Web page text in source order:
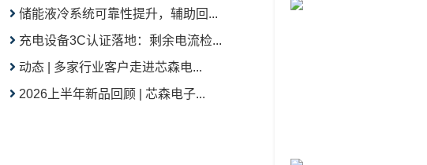
储能液冷系统可靠性提升，辅助回...
充电设备3C认证落地：剩余电流检...
动态 | 多家行业客户走进芯森电...
2026上半年新品回顾 | 芯森电子...